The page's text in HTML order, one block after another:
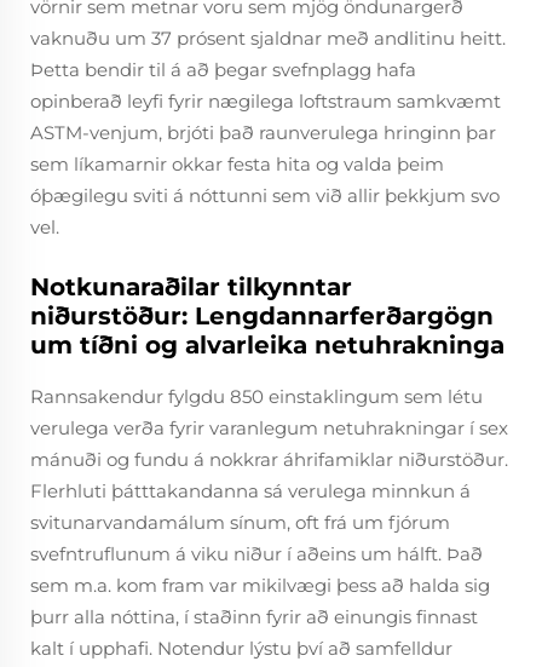
vörnir sem metnar voru sem mjög öndunargerð
vaknuðu um 37 prósent sjaldnar með andlitinu heitt.
Þetta bendir til á að þegar svefnplagg hafa
opinberað leyfi fyrir nægilega loftstraum samkvæmt
ASTM-venjum, brjóti það raunverulega hringinn þar
sem líkamarnir okkar festa hita og valda þeim
óþægilegu sviti á nóttunni sem við allir þekkjum svo
vel.
Notkunaraðilar tilkynntar
niðurstöður: Lengdannarferðargögn
um tíðni og alvarleika netuhrakninga
Rannsakendur fylgdu 850 einstaklingum sem létu
verulega verða fyrir varanlegum netuhrakningar í sex
mánuði og fundu á nokkrar áhrifamiklar niðurstöður.
Flerhluti þátttakandanna sá verulega minnkun á
svitunarvandamálum sínum, oft frá um fjórum
svefntruflunum á viku niður í aðeins um hálft. Það
sem m.a. kom fram var mikilvægi þess að halda sig
þurr alla nóttina, í staðinn fyrir að einungis finnast
kalt í upphafi. Notendur lýstu því að samfelldur